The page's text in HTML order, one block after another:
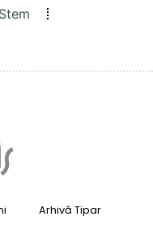
Stem
Arhivă Tipar